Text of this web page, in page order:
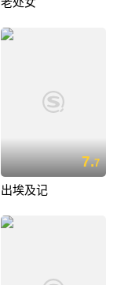
7.7
出埃及记